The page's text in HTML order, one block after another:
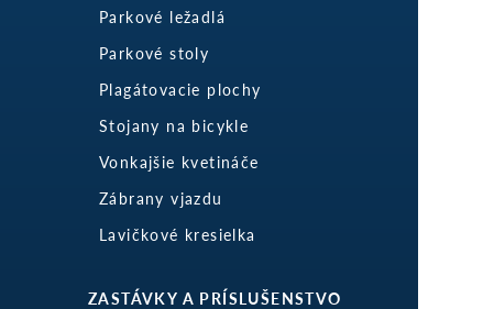
Parkové ležadlá
Parkové stoly
Plagátovacie plochy
Stojany na bicykle
Vonkajšie kvetináče
Zábrany vjazdu
Lavičkové kresielka
ZASTÁVKY A PRÍSLUŠENSTVO